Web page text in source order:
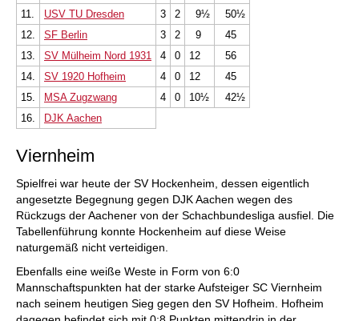
11.
USV TU Dresden 3 2 9½
50½
12.
SF Berlin 3 2 9
45
13.
SV Mülheim Nord 1931 4 0 12
56
14.
SV 1920 Hofheim 4 0 12
45
15.
MSA Zugzwang 4 0 10½
42½
16.
DJK Aachen
Viernheim
Spielfrei war heute der SV Hockenheim, dessen eigentlich
angesetzte Begegnung gegen DJK Aachen wegen des
Rückzugs der Aachener von der Schachbundesliga ausfiel. Die
Tabellenführung konnte Hockenheim auf diese Weise
naturgemäß nicht verteidigen.
Ebenfalls eine weiße Weste in Form von 6:0
Mannschaftspunkten hat der starke Aufsteiger SC Viernheim
nach seinem heutigen Sieg gegen den SV Hofheim. Hofheim